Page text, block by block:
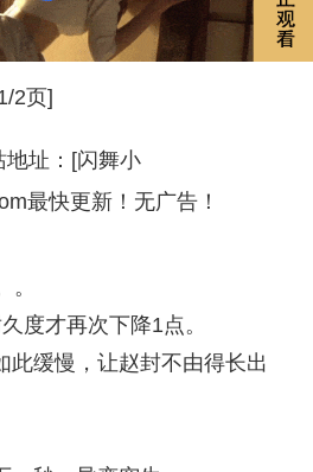
2页]
地址：[闪舞小
最快更新！无广告！
度才再次下降1点。
缓慢，让赵封不由得长出